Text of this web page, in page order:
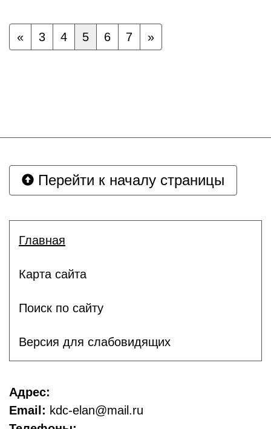
« 3 4 5 6 7 »
Перейти к началу страницы
Главная
Карта сайта
Поиск по сайту
Версия для слабовидящих
Адрес:
Email: kdc-elan@mail.ru